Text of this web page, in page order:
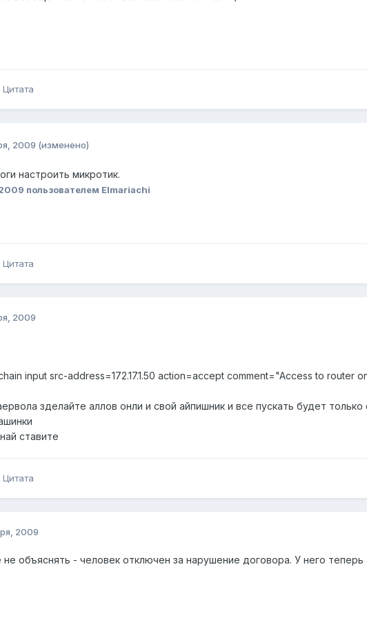
Цитата
2009 (изменено)
настроить микротик.
пользователем Elmariachi
Цитата
2009
input src-address=172.17.1.50 action=accept comment="Access to router
зделайте аллов онли и свой айпишник и все пускать будет
ставите
Цитата
2009
объяснять - человек отключен за нарушение договора. У него теперь